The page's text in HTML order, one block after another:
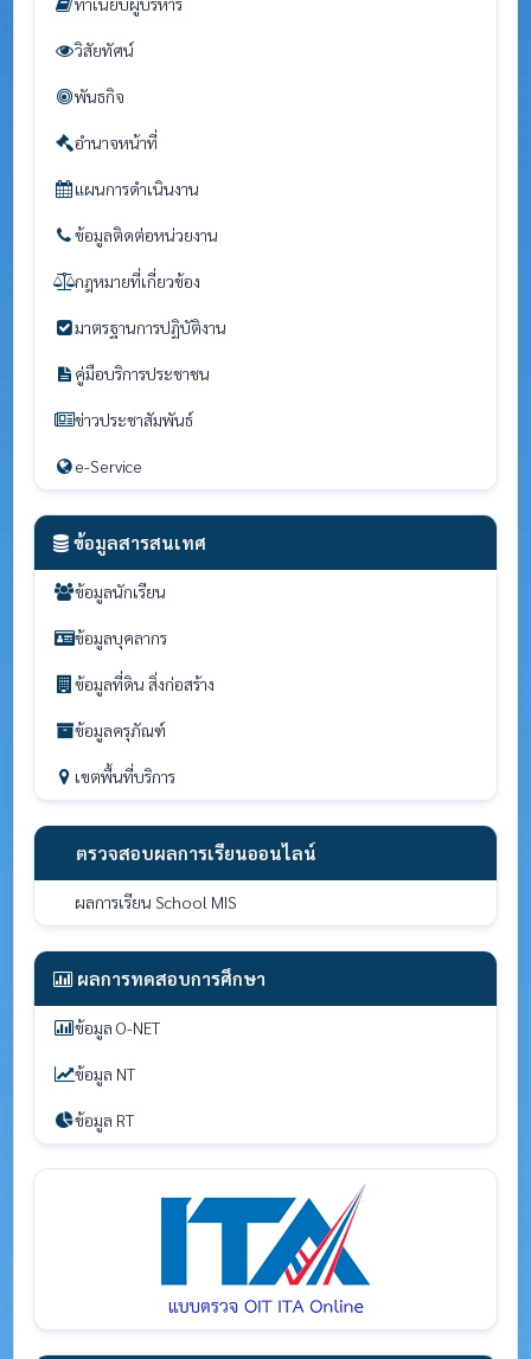
วิสัยทัศน์
พันธกิจ
อำนาจหน้าที่
แผนการดำเนินงาน
ข้อมูลติดต่อหน่วยงาน
กฎหมายที่เกี่ยวข้อง
มาตรฐานการปฏิบัติงาน
คู่มือบริการประชาชน
ข่าวประชาสัมพันธ์
e-Service
ข้อมูลสารสนเทศ
ข้อมูลนักเรียน
ข้อมูลบุคลากร
ข้อมูลที่ดิน สิ่งก่อสร้าง
ข้อมูลครุภัณฑ์
เขตพื้นที่บริการ
ตรวจสอบผลการเรียนออนไลน์
ผลการเรียน School MIS
ผลการทดสอบการศึกษา
ข้อมูล O-NET
ข้อมูล NT
ข้อมูล RT